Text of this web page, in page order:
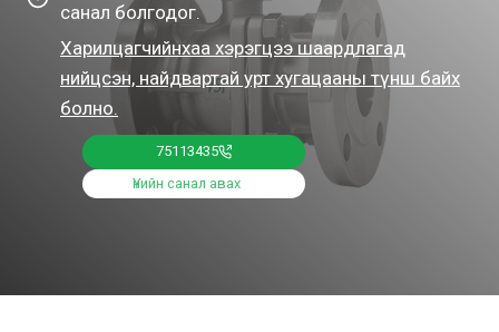
санал болгодог.
Харилцагчийнхаа хэрэгцээ шаардлагад
нийцсэн, найдвартай урт хугацааны түнш байх
болно.
75113435
Үнийн санал авах